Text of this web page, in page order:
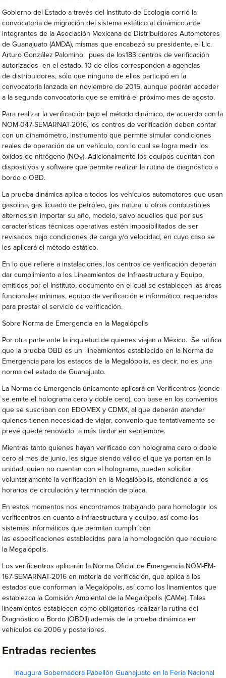
Gobierno del Estado a través del Instituto de Ecología corrió la
convocatoria de migración del sistema estático al dinámico ante
integrantes de la Asociación Mexicana de Distribuidores Automotores
de Guanajuato (AMDA), mismas que encabezó su presidente, el Lic.
Arturo González Palomino, pues de los183 centros de verificación
autorizados en el estado, 10 de ellos corresponden a agencias
de distribuidores, sólo que ninguno de ellos participó en la
convocatoria lanzada en noviembre de 2015, aunque podrán acceder
a la segunda convocatoria que se emitirá el próximo mes de agosto.
Para realizar la verificación bajo el método dinámico, de acuerdo con la
NOM-047-SEMARNAT-2016, los centros de verificación deben contar
con un dinamómetro, instrumento que permite simular condiciones
reales de operación de un vehículo, con lo cual se logra medir los
óxidos de nitrógeno (NOX). Adicionalmente los equipos cuentan con
dispositivos y software que permite realizar la rutina de diagnóstico a
bordo o OBD.
La prueba dinámica aplica a todos los vehículos automotores que usan
gasolina, gas licuado de petróleo, gas natural u otros combustibles
alternos,sin importar su año, modelo, salvo aquellos que por sus
características técnicas operativas estén imposibilitados de ser
revisados bajo condiciones de carga y/o velocidad, en cuyo caso se
les aplicará el método estático.
En lo que refiere a instalaciones, los centros de verificación deberán
dar cumplimiento a los Lineamientos de Infraestructura y Equipo,
emitidos por el Instituto, documento en el cual se establecen las áreas
funcionales mínimas, equipo de verificación e informático, requeridos
para prestar el servicio de verificación.
Sobre Norma de Emergencia en la Magalópolis
Por otra parte ante la inquietud de quienes viajan a México. Se ratifica
que la prueba OBD es un lineamientos establecido en la Norma de
Emergencia para los estados de la Megalópolis, es decir, no es una
norma del estado de Guanajuato.
La Norma de Emergencia únicamente aplicará en Verificentros (donde
se emite el holograma cero y doble cero), con base en los convenios
que se suscriban con EDOMEX y CDMX, al que deberán atender
quienes tienen necesidad de viajar, convenio que tentativamente se
prevé quede renovado a más tardar en septiembre.
Mientras tanto quienes hayan verificado con holograma cero o doble
cero al mes de junio, les sigue siendo válido el que ya portan en la
unidad, quien no cuentan con el holograma, pueden solicitar
voluntariamente la verificación en la Megalópolis, atendiendo a los
horarios de circulación y terminación de placa.
En estos momentos nos encontramos trabajando para homologar los
verificentros en cuanto a infraestructura y equipo, así como los
sistemas informáticos que permitan cumplir con
las especificaciones establecidas para la homologación que requiere
la Megalópolis.
Los verificentros aplicarán la Norma Oficial de Emergencia NOM-EM-
167-SEMARNAT-2016 en materia de verificación, que aplica a los
estados que conforman la Megalópolis, así como los linamientos que
establezca la Comisión Ambiental de la Megalópolis (CAMe). Tales
lineamientos establecen como obligatorios realizar la rutina del
Diagnóstico a Bordo (OBDII) además de la prueba dinámica en
vehículos de 2006 y posteriores.
Entradas recientes
Inaugura Gobernadora Pabellón Guanajuato en la Feria Nacional